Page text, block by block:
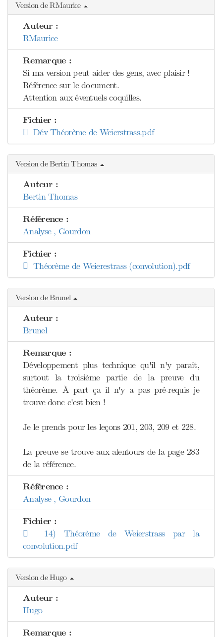
Version de RMaurice
Auteur :
RMaurice
Remarque :
Si ma version peut aider des gens, avec plaisir !
Référence sur le document.
Attention aux éventuels coquilles.
Fichier :
Dév Théorème de Weierstrass.pdf
Version de Bertin Thomas
Auteur :
Bertin Thomas
Référence :
Analyse , Gourdon
Fichier :
Théorème de Weierestrass (convolution).pdf
Version de Brunel
Auteur :
Brunel
Remarque :
Développement plus technique qu'il n'y paraît,
surtout la troisième partie de la preuve du
théorème. À part ça il n'y a pas pré-requis je
trouve donc c'est bien !
Je le prends pour les leçons 201, 203, 209 et 228.
La preuve se trouve aux alentours de la page 283
de la référence.
Référence :
Analyse , Gourdon
Fichier :
14) Théorème de Weierstrass par la
convolution.pdf
Version de Hugo
Auteur :
Hugo
Remarque :